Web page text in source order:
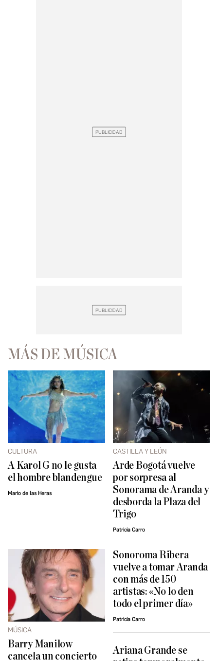
MÁS DE MÚSICA
CULTURA
A Karol G no le gusta
el hombre blandengue
Mario de las Heras
CASTILLA Y LEÓN
Arde Bogotá vuelve
por sorpresa al
Sonorama de Aranda y
desborda la Plaza del
Trigo
Patricia Carro
MÚSICA
Barry Manilow
cancela un concierto
Sonoroma Ribera
vuelve a tomar Aranda
con más de 150
artistas: «No lo den
todo el primer día»
Patricia Carro
Ariana Grande se